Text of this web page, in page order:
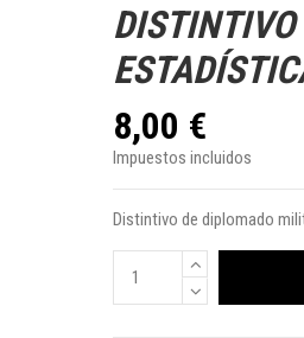
DISTINTIVO
8,00 €
Impuestos incluidos
Distintivo de diplomado